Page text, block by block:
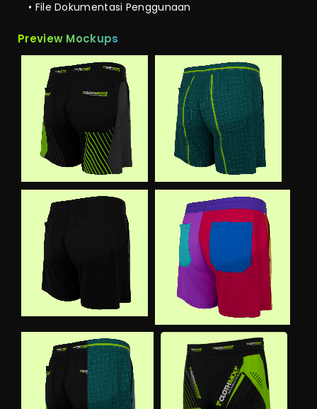
• File Dokumentasi Penggunaan
Preview Mockups